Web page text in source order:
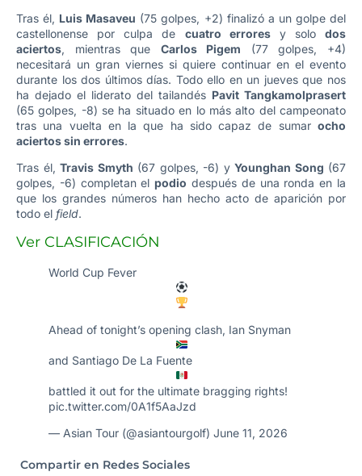
Tras él, Luis Masaveu (75 golpes, +2) finalizó a un golpe del
castellonense por culpa de cuatro erroresy solo dos
aciertos, mientras que Carlos Pigem (77 golpes, +4)
necesitará un gran viernes si quiere continuar en el evento
durante los dos últimos días. Todo ello en un jueves que nos
ha dejado el liderato del tailandés Pavit Tangkamolprasert
(65 golpes, -8) se ha situado en lo más alto del campeonato
tras una vuelta en la que ha sido capaz de sumar ocho
aciertos sin errores.
Tras él, Travis Smyth (67 golpes, -6) y Younghan Song (67
golpes, -6) completan el podio después de una ronda en la
que los grandes números han hecho acto de aparición por
todo el field.
Ver CLASIFICACIÓN
World Cup Fever
Ahead of tonight’s opening clash, Ian Snyman
and Santiago De La Fuente
battled it out for the ultimate bragging rights!
pic.twitter.com/0A1f5AaJzd
— Asian Tour (@asiantourgolf) June 11, 2026
Compartir en Redes Sociales